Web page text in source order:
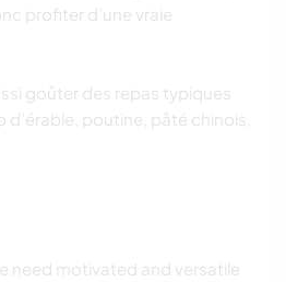
profiter d’une vraie
goûter des repas typiques
poutine, pâté chinois,
need motivated and versatile